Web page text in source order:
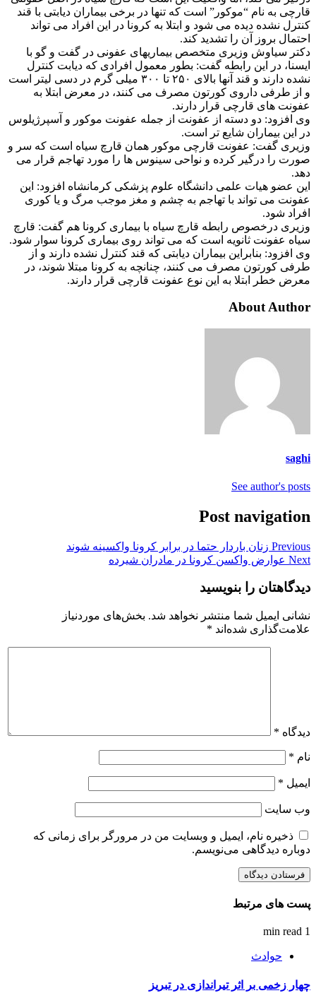
قارچی به نام “موکور” است که تنها در برخی بیماران دیابتی با قند
کنترل نشده دیده می شود و ابتلا به کرونا در این افراد می تواند
احتمال بروز آن را تشدید کند.
دکتر سیاوش وزیری متخصص بیماریهای عفونی در گفت و گو با
ایسنا، در این رابطه گفت: بطور معمول افرادی که دیابت کنترل
نشده دارند و قند آنها بالای ۲۵۰ تا ۳۰۰ میلی گرم در دسی لیتر است
و از طرفی داروی کورتون مصرف می کنند، در معرض ابتلا به
عفونت های قارچی قرار دارند.
وی افزود: دو دسته از عفونت از جمله عفونت موکور و آسپرژیلوس
در این بیماران شایع تر است.
وزیری گفت: عفونت قارچی موکور همان قارچ سیاه است که سر و
صورت را درگیر کرده و نواحی سینوس ها را مورد تهاجم قرار می
دهد.
این عضو هیات علمی دانشگاه علوم پزشکی کرمانشاه افزود: این
عفونت می تواند با تهاجم به چشم و مغز موجب مرگ و یا کوری
افراد شود.
وزیری درخصوص رابطه قارچ سیاه با بیماری کرونا هم گفت: قارچ
سیاه عفونت ثانویه است که می تواند روی بیماری کرونا سوار شود.
وی افزود: بنابراین بیماران دیابتی که قند کنترل نشده دارند و از
طرفی کورتون مصرف می کنند، چنانچه به کرونا مبتلا شوند، در
معرض خطر ابتلا به این نوع عفونت قارچی قرار دارند.
About Author
saghi
See author's posts
Post navigation
Previous زنان باردار حتما در برابر کرونا واکسینه شوند
Next عوارض واکسن کرونا در مادران شیرده
دیدگاهتان را بنویسید
نشانی ایمیل شما منتشر نخواهد شد. بخش‌های موردنیاز
علامت‌گذاری شده‌اند *
دیدگاه *
نام *
ایمیل *
وب‌ سایت
ذخیره نام، ایمیل و وبسایت من در مرورگر برای زمانی که
دوباره دیدگاهی می‌نویسم.
پست های مرتبط
1 min read
حوادث
چهار زخمی بر اثر تیراندازی در تبریز